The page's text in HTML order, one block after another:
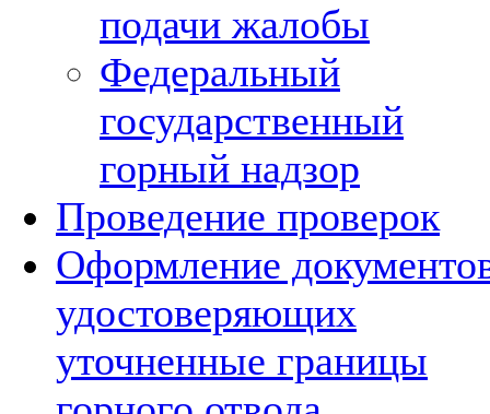
подачи жалобы
Федеральный
государственный
горный надзор
Проведение проверок
Оформление
удостоверяющих
уточненные границы